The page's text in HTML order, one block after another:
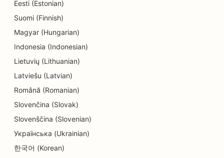
SEO endodontidele
SEO meelelahutuse ja vaba aja veetmise jaoks
SEO inseneribüroodele
EO etniliste restoranide jaoks
SEO Facelift teenuste jaoks
SEO pererestoranidele
Eesti (Estonian)
Suomi (Finnish)
Magyar (Hungarian)
Indonesia (Indonesian)
Lietuvių (Lithuanian)
Latviešu (Latvian)
Română (Romanian)
Slovenčina (Slovak)
Slovenščina (Slovenian)
Українська (Ukrainian)
한국어 (Korean)